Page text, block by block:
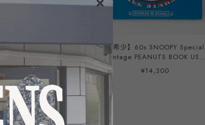
MINTENS special silk
made in Germany
リジナル ドイツ製 シ
ニットタイ ネイビー
大剣幅6cm
¥22,000
【希少】60s SNOOPY Special
Vintage PEANUTS BOOK USA
printed ／ 1966年 ヴィンテー
ジ スヌーピー スペシャル ブッ
¥14,300